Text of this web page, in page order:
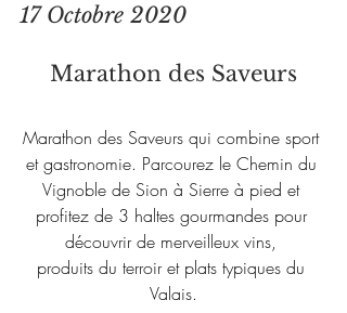
17 Octobre 2020
Marathon des Saveurs
Marathon des Saveurs qui combine sport
et gastronomie. Parcourez le Chemin du
Vignoble de Sion à Sierre à pied et
profitez de 3 haltes gourmandes pour
découvrir de merveilleux vins,
produits du terroir et plats typiques du
Valais.